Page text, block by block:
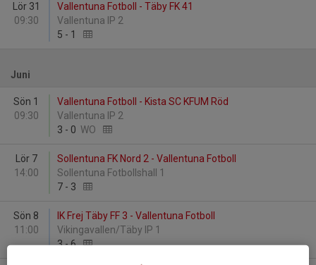
Lör 31
09:30
Vallentuna Fotboll - Täby FK 41
Vallentuna IP 2
5 - 1
Juni
Sön 1
09:30
Vallentuna Fotboll - Kista SC KFUM Röd
Vallentuna IP 2
3 - 0 WO
Lör 7
14:00
Sollentuna FK Nord 2 - Vallentuna Fotboll
Sollentuna Fotbollshall 1
7 - 3
Sön 8
11:00
IK Frej Täby FF 3 - Vallentuna Fotboll
Vikingavallen/Täby IP 1
3-6